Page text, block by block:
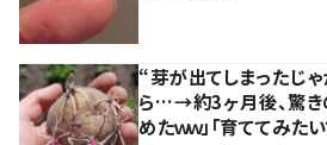
“芽が出てしまったじ
ら…→約3ヶ月後、驚き
めたｗｗ」「育ててみたい